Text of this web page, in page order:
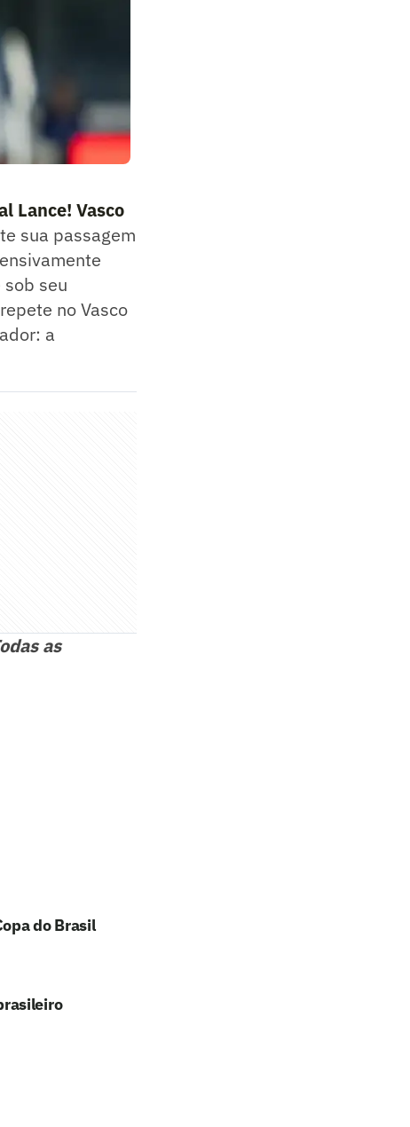
Lance! Vasco
sua passagem
seu
no Vasco
a
as
do Brasil